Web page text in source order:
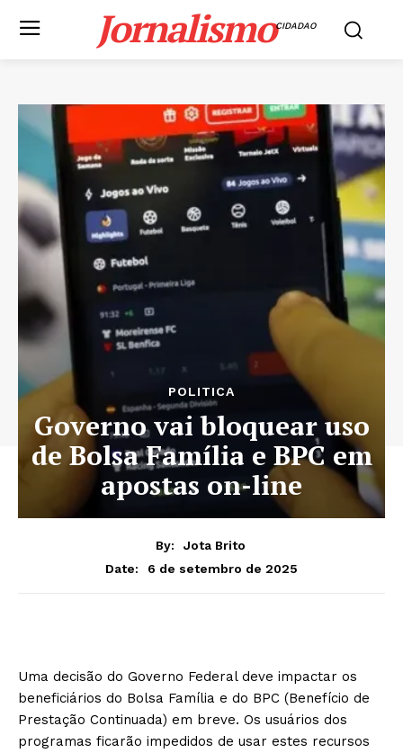
JornalismoCIDADAO
POLITICA
Governo vai bloquear uso
de Bolsa Família e BPC em
apostas on-line
By:
Jota Brito
Date:
6 de setembro de 2025
Uma decisão do Governo Federal deve impactar os
beneficiários do Bolsa Família e do BPC (Benefício de
Prestação Continuada) em breve. Os usuários dos
programas ficarão impedidos de usar estes recursos